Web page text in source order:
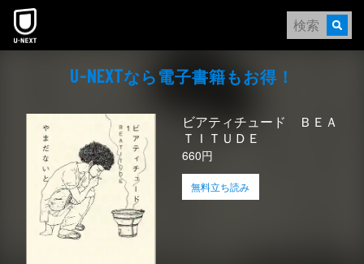
本文へスキップ
U-NEXTなら電⼦書籍もお得！
ビアティチュード ＢＥＡ
ＴＩＴＵＤＥ
660円
無料立ち読み